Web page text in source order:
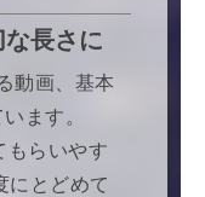
長さに
動画、基本
ます。
もらいやす
にとどめて